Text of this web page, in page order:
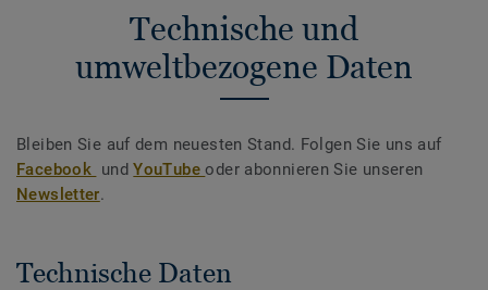
Technische und
umweltbezogene Daten
Bleiben Sie auf dem neuesten Stand. Folgen Sie uns auf
Facebook undYouTubeoder abonnieren Sie unseren
Newsletter.
Technische Daten